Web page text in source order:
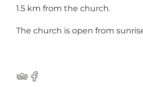
1.5 km from the church.
The church is open from
Tripadvisor
Facebook